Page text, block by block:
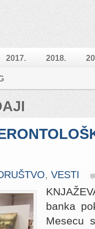
2017. 2018.
, VESTI
banka
Mesecu